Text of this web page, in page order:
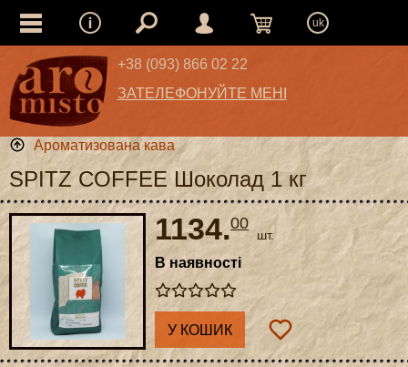
uk
+38 (093) 866 02 22
ЗАТЕЛЕФОНУЙТЕ МЕНІ
Ароматизована кава
SPITZ COFFEE Шоколад 1 кг
1134.00
шт.
В наявності
У КОШИК